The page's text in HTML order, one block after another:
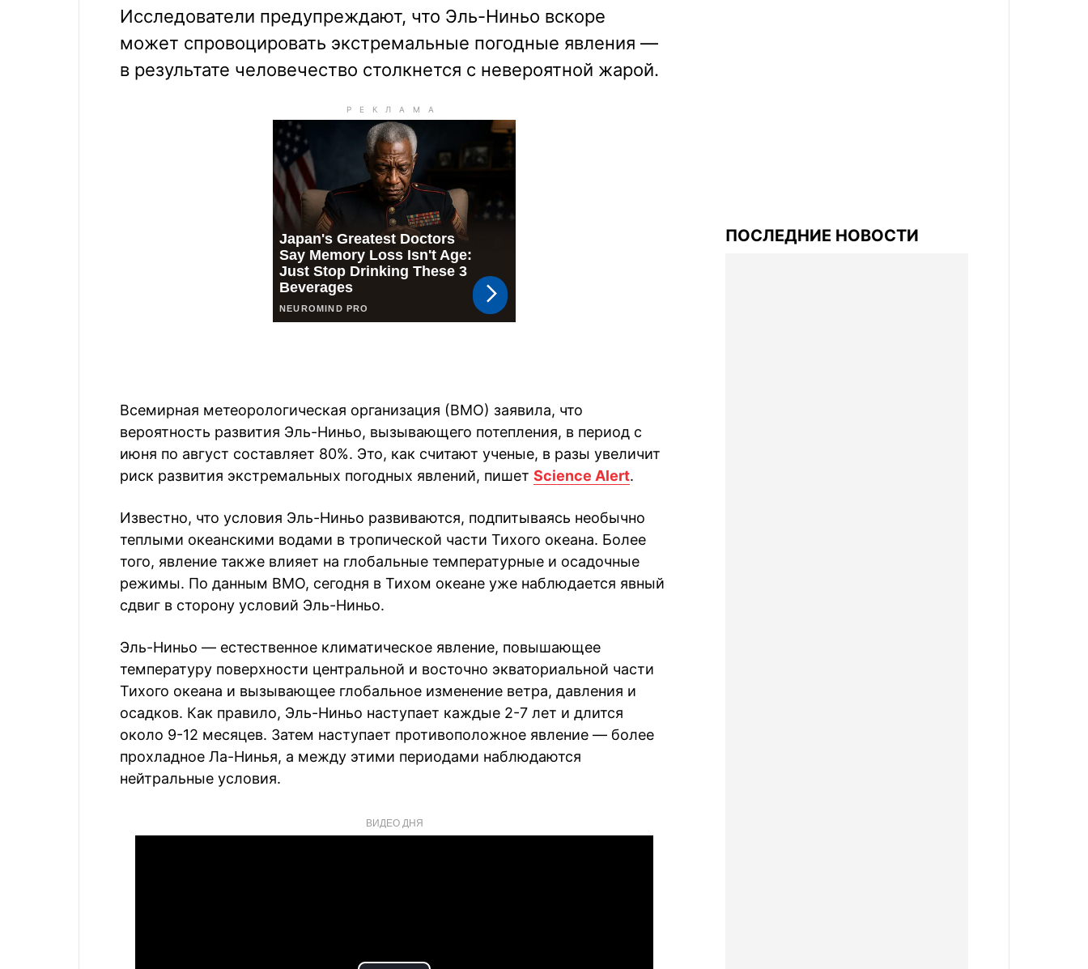
Исследователи предупреждают, что Эль-Ниньо вскоре
может спровоцировать экстремальные погодные явления —
в результате человечество столкнется с невероятной жарой.
Всемирная метеорологическая организация (ВМО) заявила, что
вероятность развития Эль-Ниньо, вызывающего потепления, в период с
июня по август составляет 80%. Это, как считают ученые, в разы увеличит
риск развития экстремальных погодных явлений, пишет Science Alert.
Известно, что условия Эль-Ниньо развиваются, подпитываясь необычно
теплыми океанскими водами в тропической части Тихого океана. Более
того, явление также влияет на глобальные температурные и осадочные
режимы. По данным ВМО, сегодня в Тихом океане уже наблюдается явный
сдвиг в сторону условий Эль-Ниньо.
Эль-Ниньо — естественное климатическое явление, повышающее
температуру поверхности центральной и восточно экваториальной части
Тихого океана и вызывающее глобальное изменение ветра, давления и
осадков. Как правило, Эль-Ниньо наступает каждые 2-7 лет и длится
около 9-12 месяцев. Затем наступает противоположное явление — более
прохладное Ла-Нинья, а между этими периодами наблюдаются
нейтральные условия.
ВИДЕО ДНЯ
ПОСЛЕДНИЕ НОВОСТИ